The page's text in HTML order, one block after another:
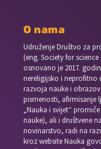
O nama
Udruženje Društvo za
(eng. Society for
osnovano je 2017.
nereligijsko i neprofitno
razvoja nauke i
pismenosti, afirmisanje
„Nauka i svijet“
nauke), ali i društvene
novinarstvo, radi na
kroz website Nauka